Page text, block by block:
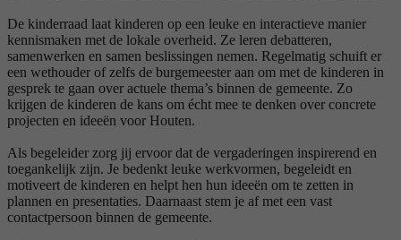
De kinderraad laat kinderen op een leuke en interactieve manier
kennismaken met de lokale overheid. Ze leren debatteren,
samenwerken en samen beslissingen nemen. Regelmatig schuift er
een wethouder of zelfs de burgemeester aan om met de kinderen in
gesprek te gaan over actuele thema’s binnen de gemeente. Zo
krijgen de kinderen de kans om écht mee te denken over concrete
projecten en ideeën voor Houten.
Als begeleider zorg jij ervoor dat de vergaderingen inspirerend en
toegankelijk zijn. Je bedenkt leuke werkvormen, begeleidt en
motiveert de kinderen en helpt hen hun ideeën om te zetten in
plannen en presentaties. Daarnaast stem je af met een vast
contactpersoon binnen de gemeente.